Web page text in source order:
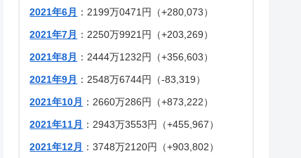
2021年6月
：2199万0471円（+280,073）
2021年7月
：2250万9921円（+203,269）
2021年8月
：2444万1232円（+356,603）
2021年9月
：2548万6744円（-83,319）
2021年10月
：2660万286円（+873,222）
2021年11月
：2943万3553円（+455,967）
2021年12月
：3748万2120円（+903,802）